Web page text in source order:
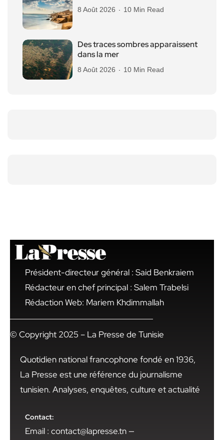
8 Août 2026 10 Min Read
Des traces sombres apparaissent
dans la mer
8 Août 2026 10 Min Read
Président-directeur général : Said Benkraiem
Rédacteur en chef principal : Salem Trabelsi
Rédaction Web: Mariem Khdimmallah
© Copyright 2025 – La Presse de Tunisie
Quotidien national francophone fondé en 1936,
La Presse est une référence du journalisme
tunisien. Analyses, enquêtes, culture et actualité
Contact:
Email : contact@lapresse.tn —